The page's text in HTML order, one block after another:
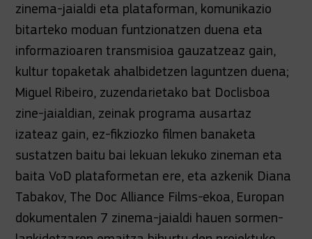
zinema-jaialdi eta plataforman, komunikazio
bitarteko moduan funtzionatzen duena eta
informazioaren transmisioa gauzatzeaz gain,
kultur topaketak ahalbidetzen laguntzen duena;
Miguel Ribeiro, zuzendarietako bat Doclisboa
zine-jaialdian, zeinak programa ausartaz
izateaz gain, ez-fikziozko filmen banaketa
sustatzen baitu bai lekuan lekuko zineman eta
baita VoD plataformetan ere, eta azkenik Diana
Tabakov, The Doc Alliance Films-ekoa, Europan
dokumentalen 7 zinema-jaialdi hauen sormen-